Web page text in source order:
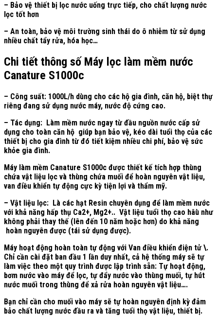
– Bảo vệ thiết bị lọc nước uống trực tiếp, cho chất lượng nước
lọc tốt hơn
– An toàn, bảo vệ môi trường sinh thái do ô nhiễm từ sử dụng
nhiều chất tẩy rửa, hóa học…
Chi tiết thông số Máy lọc làm mềm nước
Canature S1000c
– Công suất: 1000L/h dùng cho các hộ gia đình, căn hộ, biệt thự
riêng đang sử dụng nước máy, nước độ cứng cao.
– Tác dụng: Làm mềm nước ngay từ đầu nguồn nước cấp sử
dụng cho toàn căn hộ giúp bạn bảo vệ, kéo dài tuổi thọ của các
thiết bị cho gia đình từ đó tiết kiệm nhiều chi phí, bảo vệ sức
khỏe gia đình.
Máy làm mềm Canature S1000c được thiết kế tích hợp thùng
chứa vật liệu lọc và thùng chứa muối để hoàn nguyên vật liệu,
van điều khiển tự động cực kỳ tiện lợi và thẩm mỹ.
– Vật liệu lọc: Là các hạt Resin chuyên dụng để làm mềm nước
với khả năng hấp thụ Ca2+, Mg2+.. Vật liệu tuổi thọ cao hâù như
không phải thay thế (lên đến 10 năm hoặc hơn) do khả năng
hoàn nguyên được (tái sử dụng được).
Máy hoạt động hoàn toàn tự động với Van điều khiển điện tử \.
Chỉ cần cài đặt ban đầu 1 lần duy nhất, cả hệ thống máy sẽ tự
làm việc theo một quy trình được lập trình sẵn: Tự hoạt động,
bơm nước vào máy để lọc, tự đẩy nước vào thùng muối, tự hút
nước muối trong thùng để xả rửa hoàn nguyên vật liệu….
Bạn chỉ cần cho muối vào máy sẽ tự hoàn nguyên định kỳ đảm
bảo chất lượng nước đầu ra và tăng tuổi thọ vật liệu, thiết bị.